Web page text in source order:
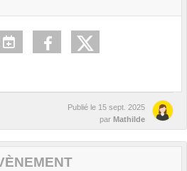
Publié le 15 sept. 2025
par Mathilde